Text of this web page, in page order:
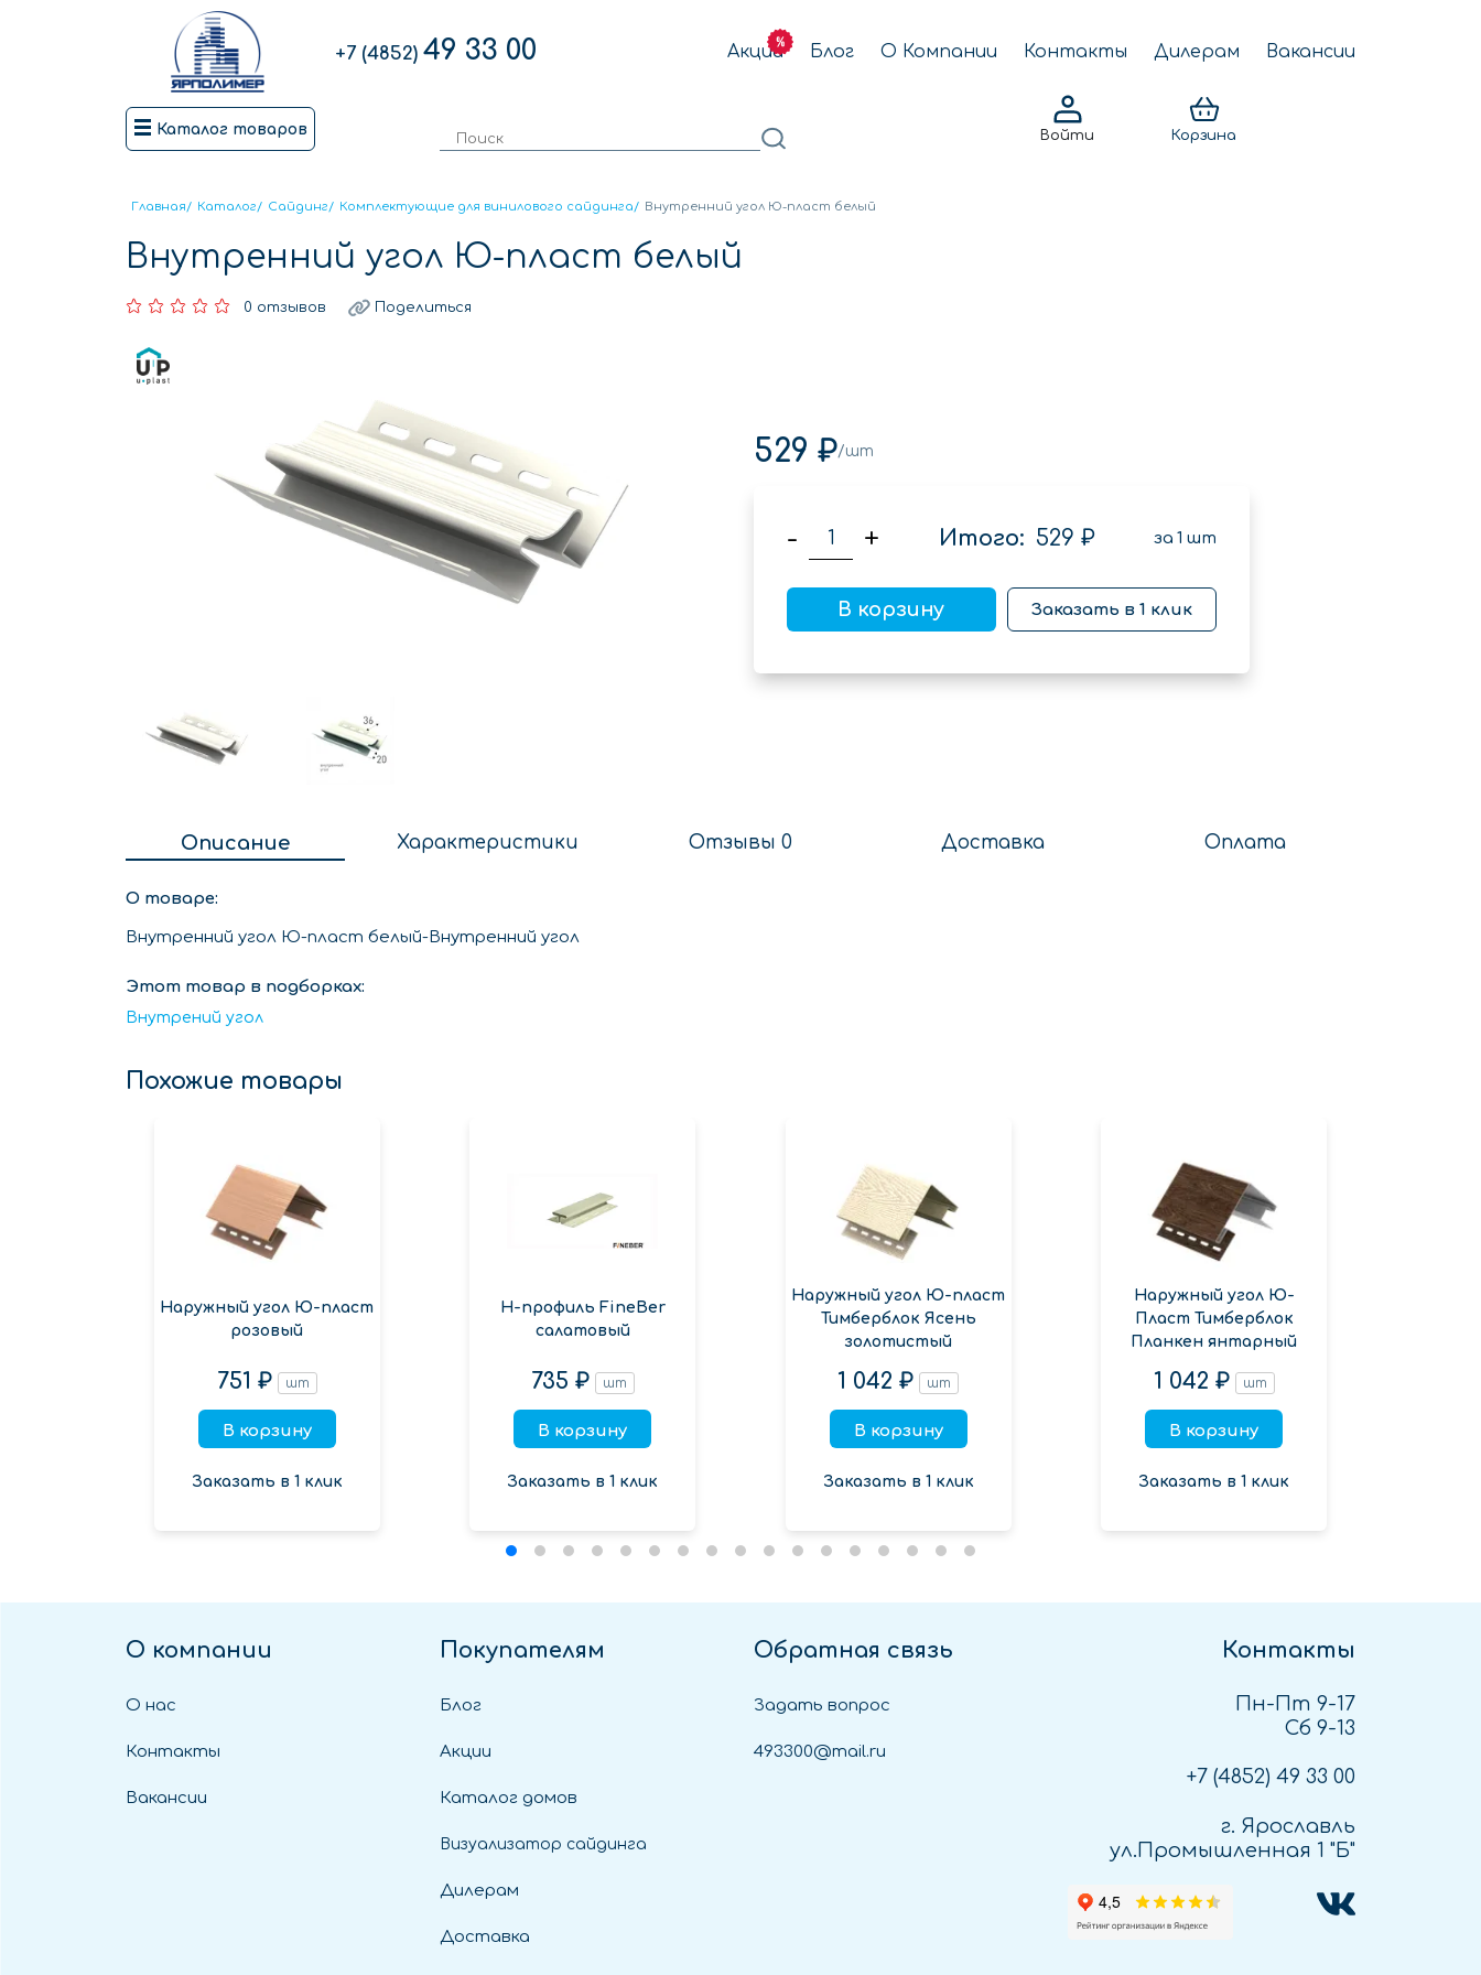
+7 (4852) 49 33 00 Акции Блог О Компании Контакты Дилерам Вакансии
Каталог товаров Войти Корзина
Главная/ Каталог/ Сайдинг/ Комплектующие для винилового сайдинга/ Внутренний угол Ю-пласт белый
Внутренний угол Ю-пласт белый
0 отзывов Поделиться
529 ₽/шт
- + Итого: 529 ₽ за 1 шт
В корзину Заказать в 1 клик
Описание Характеристики Отзывы 0 Доставка Оплата
О товаре:
Внутренний угол Ю-пласт белый-Внутренний угол
Этот товар в подборках:
Внутрений угол
Похожие товары
Наружный угол Ю-пласт
розовый
751 ₽ шт
В корзину
Заказать в 1 клик
Н-профиль FineBer
салатовый
735 ₽ шт
В корзину
Заказать в 1 клик
Наружный угол Ю-пласт
Тимберблок Ясень
золотистый
1 042 ₽ шт
В корзину
Заказать в 1 клик
Наружный угол Ю-
Пласт Тимберблок
Планкен янтарный
1 042 ₽ шт
В корзину
Заказать в 1 клик
О компании
О нас
Контакты
Вакансии
Покупателям
Блог
Акции
Каталог домов
Визуализатор сайдинга
Дилерам
Доставка
Обратная связь
Задать вопрос
493300@mail.ru
Контакты
Пн-Пт 9-17
Сб 9-13
+7 (4852) 49 33 00
г. Ярославль
ул.Промышленная 1 "Б"